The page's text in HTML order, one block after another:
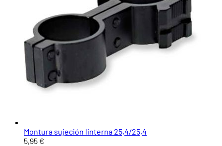
Montura sujeción linterna 25,4/25,4
5,95 €